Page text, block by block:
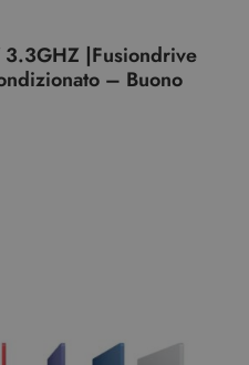
|Fusiondrive
– Buono